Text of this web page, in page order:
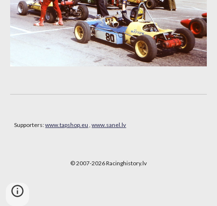
Supporters:www.tapshop.eu ,www.sanel.lv
© 2007-2026Racinghistory.lv